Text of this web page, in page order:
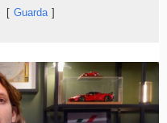
Guarda